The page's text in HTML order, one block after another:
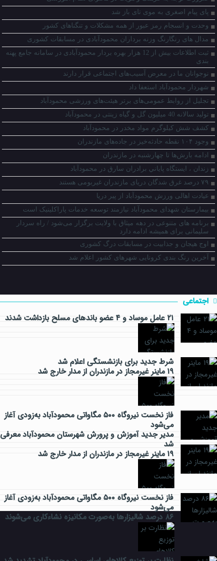
پای پیام اصغری به موی تای باز شد
وحدت و انسجام رمز عبور از همه مشکلات و تنگناهای کشور
مدال های رنگارنگ وزنه برداران محمودآبادی در مسابقات کشوری
ثبت اطلاعات بیش از 12 هزار بهره بردار محمودآبادی در سامانه جامع پهنه
بندی
نوجوانان ما در معرض آسیب‌های اجتماعی قرار دارند
شهردار محمودآباد استعفا داد
تجلیل از روابط عمومی‌های برتر هیئت‌های ورزشی محمودآباد
تولید سالانه 40 میلیون گل و گیاه زینتی در محمودآباد
کشف شش کیلوگرم مواد مخدر در محمودآباد
وجود ۱۰۴ نقطه حادثه‌خیز در جاده‌های مازندران
ادامه بارش‌ها تا چهارشنبه در مازندران
زندان ، ايستگاه پاياني برادران سارق در محمودآباد
۷۹ درصد غرق شدگان دریای مازندران غیربومی هستند
عیادت اهالی ورزش محمودآباد از پیر دریا
بیمارستان شهدای محمودآباد نیازمند توسعه خدمات پاراکلینیک است
برنامه های متنوعی در دهه میثاق با ولایت برگزار می‌شود / راه سردار
سلیمانی برای همیشه ادامه دارد
اوج هیجان و جذابیت در مسابقات درگ کشوری
آخرین رنگ بندی کرونایی شهرهای کشور اعلام شد
اجتماعی
۲۱ عامل موساد و ۴ عضو باند‌های مسلح بازداشت شدند
شرط جدید برای بازنشستگی اعلام شد
۱۹ ماینر غیرمجاز در مازندران از مدار خارج شد
فاز نخست نیروگاه ۵۰۰ مگاواتی محمودآباد به‌زودی آغاز
می‌شود
مدیر جدید آموزش و پرورش شهرستان محمودآباد معرفی
شد
اقتصادی
۱۹ ماینر غیرمجاز در مازندران از مدار خارج شد
فاز نخست نیروگاه ۵۰۰ مگاواتی محمودآباد به‌زودی آغاز
می‌شود
۸۶ درصد شالیزارها به‌صورت مکانیزه نشاءکاری می‌شوند
فرهنگی
ورزشی